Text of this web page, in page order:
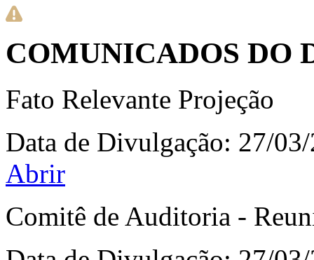
COMUNICADOS DO
Fato Relevante Projeção
Data de Divulgação: 27/
Abrir
Comitê de Auditoria -